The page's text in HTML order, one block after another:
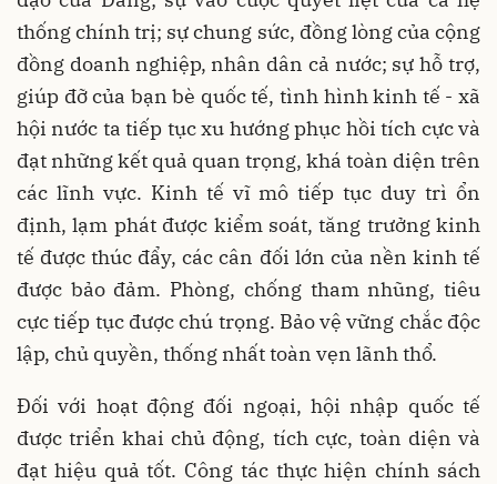
thống chính trị; sự chung sức, đồng lòng của cộng
đồng doanh nghiệp, nhân dân cả nước; sự hỗ trợ,
giúp đỡ của bạn bè quốc tế, tình hình kinh tế - xã
hội nước ta tiếp tục xu hướng phục hồi tích cực và
đạt những kết quả quan trọng, khá toàn diện trên
các lĩnh vực. Kinh tế vĩ mô tiếp tục duy trì ổn
định, lạm phát được kiểm soát, tăng trưởng kinh
tế được thúc đẩy, các cân đối lớn của nền kinh tế
được bảo đảm. Phòng, chống tham nhũng, tiêu
cực tiếp tục được chú trọng. Bảo vệ vững chắc độc
lập, chủ quyền, thống nhất toàn vẹn lãnh thổ.
Đối với hoạt động đối ngoại, hội nhập quốc tế
được triển khai chủ động, tích cực, toàn diện và
đạt hiệu quả tốt. Công tác thực hiện chính sách